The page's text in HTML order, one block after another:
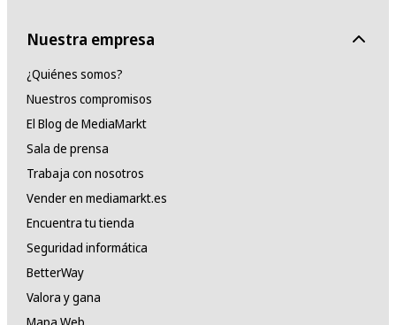
Nuestra empresa
¿Quiénes somos?
Nuestros compromisos
El Blog de MediaMarkt
Sala de prensa
Trabaja con nosotros
Vender en mediamarkt.es
Encuentra tu tienda
Seguridad informática
BetterWay
Valora y gana